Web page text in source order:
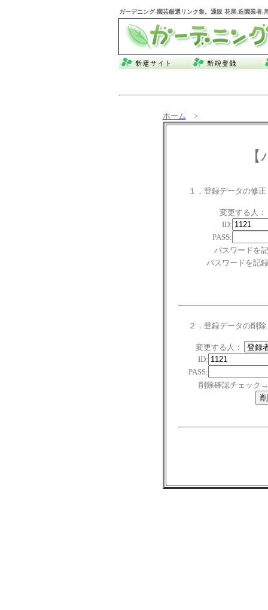
ガーデニング-園芸厳選リンク集。通販 花屋,造園業者,
ホーム >
１．登録データの修正
変更する人：
ID:
PASS:
パスワードを
パスワードを記
２．登録データの削除
変更する人：
ID:
PASS:
削除確認チェック→